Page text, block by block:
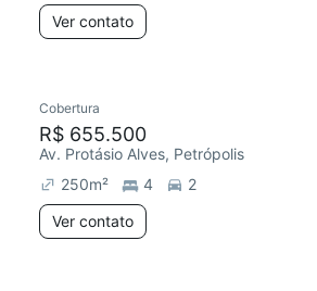
Ver contato
Cobertura
R$ 655.500
Av. Protásio Alves, Petrópolis
250m² 4
2
Ver contato